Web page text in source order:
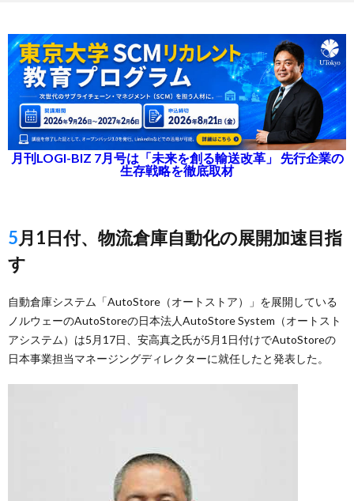
月刊LOGI-BIZ 7月号は「未来を創る輸送改革」 先行企業の
生存戦略を徹底取材
5月1日付、物流倉庫自動化の展開加速目指
す
自動倉庫システム「AutoStore（オートストア）」を展開している
ノルウェーのAutoStoreの日本法人AutoStore System（オートスト
アシステム）は5月17日、安高真之氏が5月1日付けでAutoStoreの
日本事業担当マネージングディレクターに就任したと発表した。